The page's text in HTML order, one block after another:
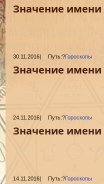
Значение имени
30.11.2016 Путь:?Гороскопы
Значение имени
24.11.2016| Путь:?Гороскопы
Значение имени
14.11.2016| Путь:?Гороскопы